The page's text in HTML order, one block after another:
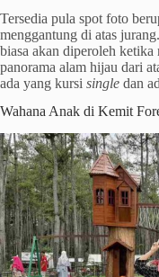
Tersedia pula spot foto
menggantung di atas
biasa akan diperoleh
panorama alam hijau dari
ada yang kursi single dan
Wahana Anak di Kemit